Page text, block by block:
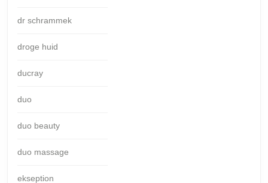
dr schrammek
droge huid
ducray
duo
duo beauty
duo massage
ekseption